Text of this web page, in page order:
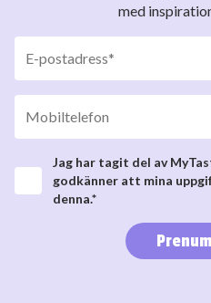
med
Jag har tagit del av
godkänner att mina
denna.*